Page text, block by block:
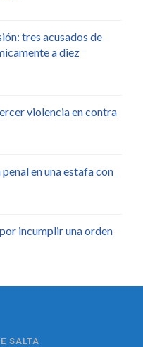
tres acusados de
a diez
violencia en contra
en una estafa con
incumplir una orden
SALTA